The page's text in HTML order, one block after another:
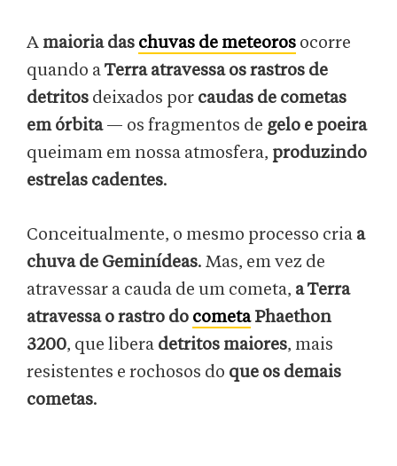
A maioria das chuvas de meteoros ocorre
quando aTerra atravessa os rastros de
detritos deixados por caudas de cometas
em órbita— os fragmentos de gelo e poeira
queimam em nossa atmosfera, produzindo
estrelas cadentes.
Conceitualmente, o mesmo processo cria a
chuva de Geminídeas. Mas, em vez de
atravessar a cauda de um cometa, a Terra
atravessa o rastro do cometaPhaethon
3200, que libera detritos maiores, mais
resistentes e rochosos do que os demais
cometas.